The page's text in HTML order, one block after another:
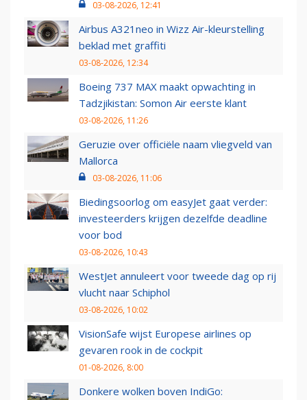
03-08-2026, 12:41
Airbus A321neo in Wizz Air-kleurstelling
beklad met graffiti
03-08-2026, 12:34
Boeing 737 MAX maakt opwachting in
Tadzjikistan: Somon Air eerste klant
03-08-2026, 11:26
Geruzie over officiële naam vliegveld van
Mallorca
03-08-2026, 11:06
Biedingsoorlog om easyJet gaat verder:
investeerders krijgen dezelfde deadline
voor bod
03-08-2026, 10:43
WestJet annuleert voor tweede dag op rij
vlucht naar Schiphol
03-08-2026, 10:02
VisionSafe wijst Europese airlines op
gevaren rook in de cockpit
01-08-2026, 8:00
Donkere wolken boven IndiGo: